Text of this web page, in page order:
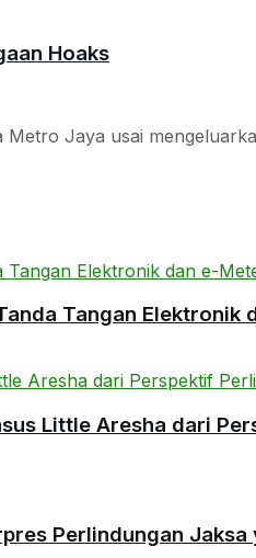
Hoaks
Jaya usai
Tangan
Little Aresha dari
Perlindungan